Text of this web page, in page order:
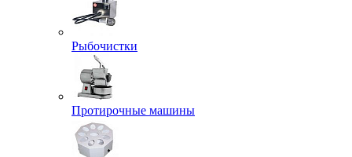
Рыбочистки
Протирочные машины